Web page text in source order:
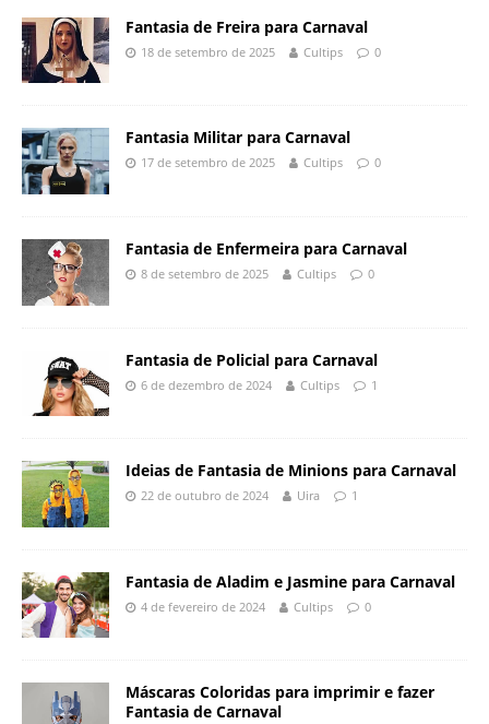
Fantasia de Freira para Carnaval
18 de setembro de 2025 Cultips 0
Fantasia Militar para Carnaval
17 de setembro de 2025 Cultips 0
Fantasia de Enfermeira para Carnaval
8 de setembro de 2025 Cultips 0
Fantasia de Policial para Carnaval
6 de dezembro de 2024 Cultips 1
Ideias de Fantasia de Minions para Carnaval
22 de outubro de 2024 Uira 1
Fantasia de Aladim e Jasmine para Carnaval
4 de fevereiro de 2024 Cultips 0
Máscaras Coloridas para imprimir e fazer
Fantasia de Carnaval